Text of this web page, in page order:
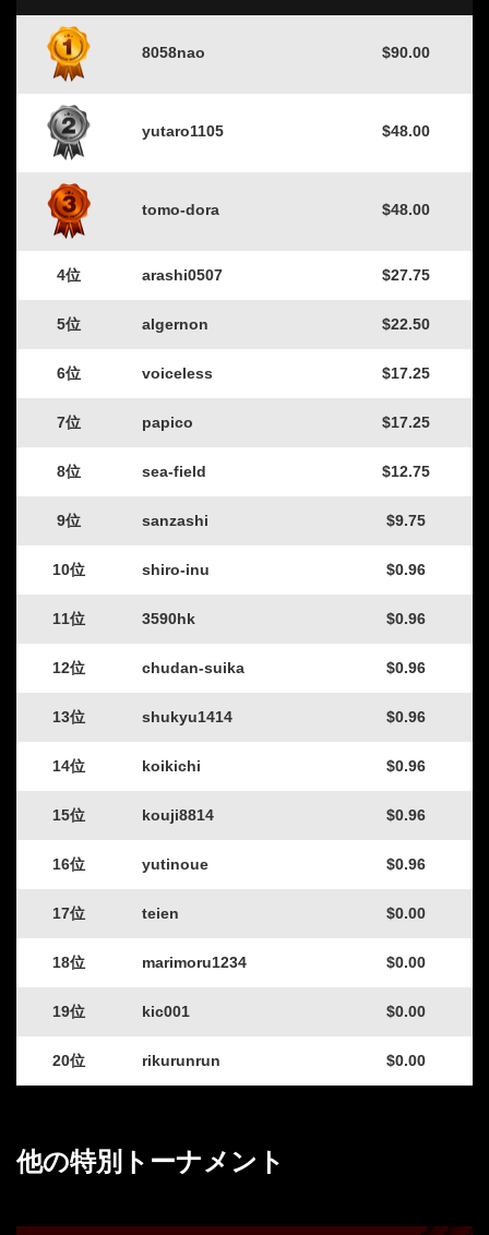
8058nao $90.00
yutaro1105 $48.00
tomo-dora $48.00
4位 arashi0507 $27.75
5位 algernon $22.50
6位 voiceless $17.25
7位 papico $17.25
8位 sea-field $12.75
9位 sanzashi $9.75
10位 shiro-inu $0.96
11位 3590hk $0.96
12位 chudan-suika $0.96
13位 shukyu1414 $0.96
14位 koikichi $0.96
15位 kouji8814 $0.96
16位 yutinoue $0.96
17位 teien $0.00
18位 marimoru1234 $0.00
19位 kic001 $0.00
20位 rikurunrun $0.00
他の特別トーナメント